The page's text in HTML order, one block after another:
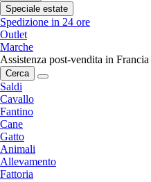
Speciale estate
Spedizione in 24 ore
Outlet
Marche
Assistenza post-vendita in Francia
Cerca
Saldi
Cavallo
Fantino
Cane
Gatto
Animali
Allevamento
Fattoria